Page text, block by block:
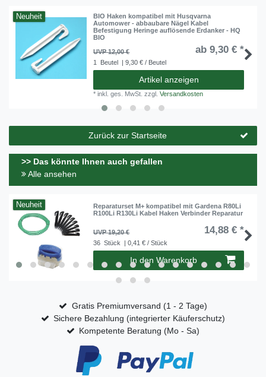
Neuheit
BIO Haken kompatibel mit Husqvarna
Automower - abbaubare Nägel Kabel
Befestigung Heringe auflösende Erdanker - HQ
BIO
UVP 12,00 €
ab 9,30 € *
1 Beutel | 9,30 € / Beutel
Artikel anzeigen
*inkl. ges. MwSt. zzgl.Versandkosten
Zurück zur Startseite
>> Das könnte Ihnen auch gefallen
Alle ansehen
Neuheit
Reparaturset M+ kompatibel mit Gardena R80Li
R100Li R130Li Kabel Haken Verbinder Reparatur
UVP 19,20 € 14,88 € *
36 Stück | 0,41 € / Stück
In den Warenkorb
Gratis Premiumversand (1 - 2 Tage)
Sichere Bezahlung (integrierter Käuferschutz)
Kompetente Beratung (Mo - Sa)